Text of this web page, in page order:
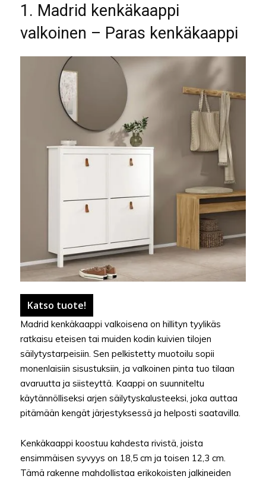
1. Madrid kenkäkaappi
valkoinen – Paras kenkäkaappi
Katso tuote!
Madrid kenkäkaappi valkoisena on hillityn tyylikäs
ratkaisu eteisen tai muiden kodin kuivien tilojen
säilytystarpeisiin. Sen pelkistetty muotoilu sopii
monenlaisiin sisustuksiin, ja valkoinen pinta tuo tilaan
avaruutta ja siisteyttä. Kaappi on suunniteltu
käytännölliseksi arjen säilytyskalusteeksi, joka auttaa
pitämään kengät järjestyksessä ja helposti saatavilla.
Kenkäkaappi koostuu kahdesta rivistä, joista
ensimmäisen syvyys on 18,5 cm ja toisen 12,3 cm.
Tämä rakenne mahdollistaa erikokoisten jalkineiden